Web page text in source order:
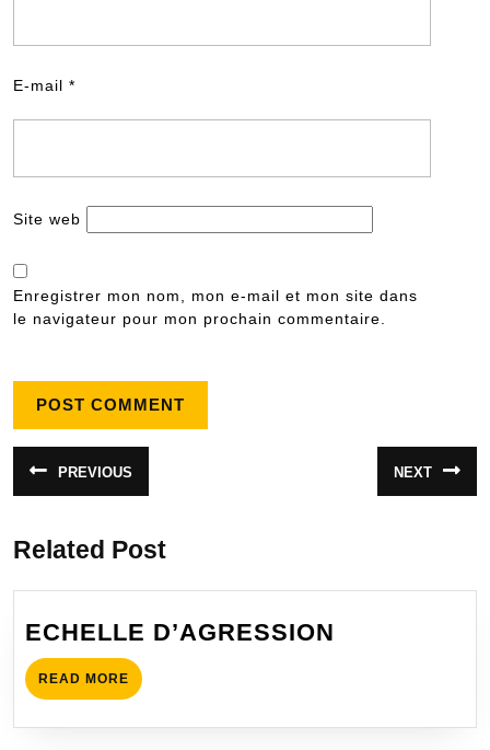
E-mail *
Site web
Enregistrer mon nom, mon e-mail et mon site dans
le navigateur pour mon prochain commentaire.
Navigation
de
PREVIOUS
précédent
NEXT
suivant
Related Post
ECHELLE D’AGRESSION
READ MORE READ
MORE